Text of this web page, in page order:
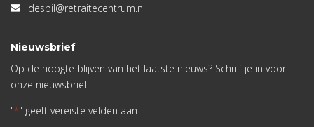
despil@retraitecentrum.nl
Nieuwsbrief
Op de hoogte blijven van het laatste nieuws? Schrijf je in voor
onze nieuwsbrief!
"*" geeft vereiste velden aan